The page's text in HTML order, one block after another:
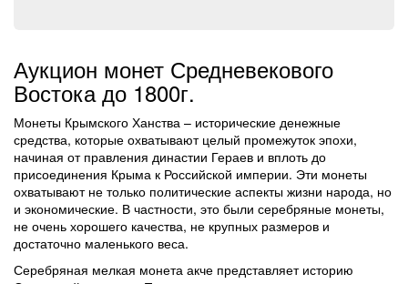
Аукцион монет Средневекового
Востока до 1800г.
Монеты Крымского Ханства – исторические денежные
средства, которые охватывают целый промежуток эпохи,
начиная от правления династии Гераев и вплоть до
присоединения Крыма к Российской империи. Эти монеты
охватывают не только политические аспекты жизни народа, но
и экономические. В частности, это были серебряные монеты,
не очень хорошего качества, не крупных размеров и
достаточно маленького веса.
Серебряная мелкая монета акче представляет историю